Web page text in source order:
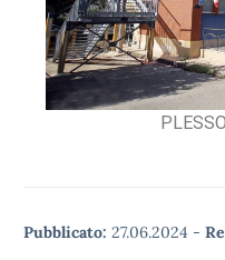
Pubblicato: 27.06.2024 -